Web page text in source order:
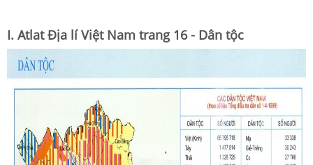
I. Atlat Địa lí Việt Nam trang 16 - Dân tộc